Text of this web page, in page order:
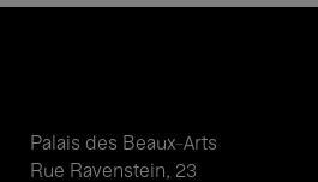
Palais des Beaux-Arts
Rue Ravenstein, 23